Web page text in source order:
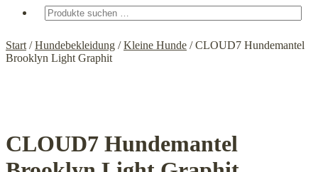
Suchen
nach:
Start /Hundebekleidung /Kleine Hunde /CLOUD7 Hundemantel
Brooklyn Light Graphit
CLOUD7 Hundemantel